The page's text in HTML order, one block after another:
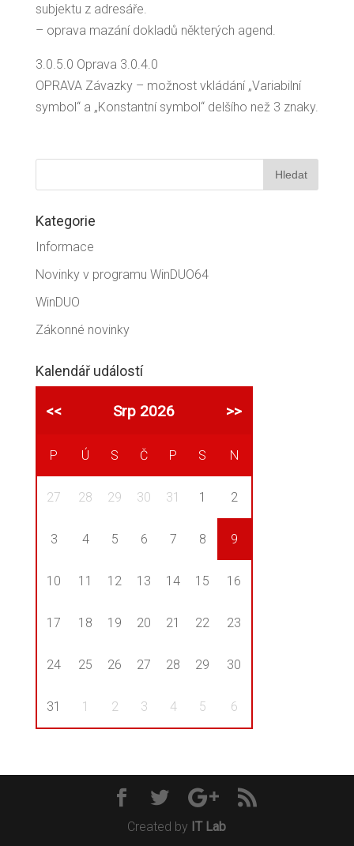
subjektu z adresáře.
– oprava mazání dokladů některých agend.
3.0.5.0 Oprava 3.0.4.0
OPRAVA Závazky – možnost vkládání „Variabilní
symbol“ a „Konstantní symbol“ delšího než 3 znaky.
Kategorie
Informace
Novinky v programu WinDUO64
WinDUO
Zákonné novinky
Kalendář událostí
<< Srp 2026 >>
P Ú S Č P S N
27 28 29 30 31 1 2
3 4 5 6 7 8 9
10 11 12 13 14 15 16
17 18 19 20 21 22 23
24 25 26 27 28 29 30
31 1 2 3 4 5 6
Created by IT Lab